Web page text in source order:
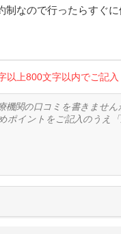
制なので行ったらすぐ
以上800文字以内でご記入